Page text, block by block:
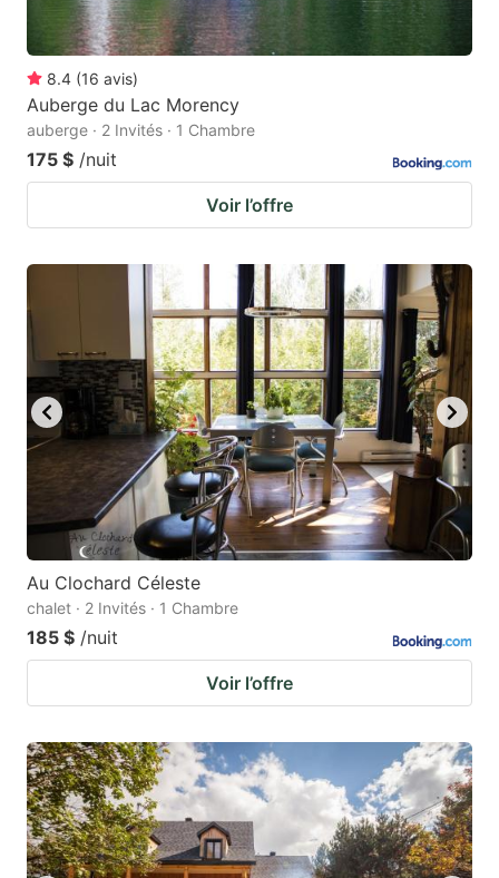
8.4 (16 avis)
Auberge du Lac Morency
auberge · 2 Invités · 1 Chambre
175 $ /nuit
Voir l’offre
Au Clochard Céleste
chalet · 2 Invités · 1 Chambre
185 $ /nuit
Voir l’offre